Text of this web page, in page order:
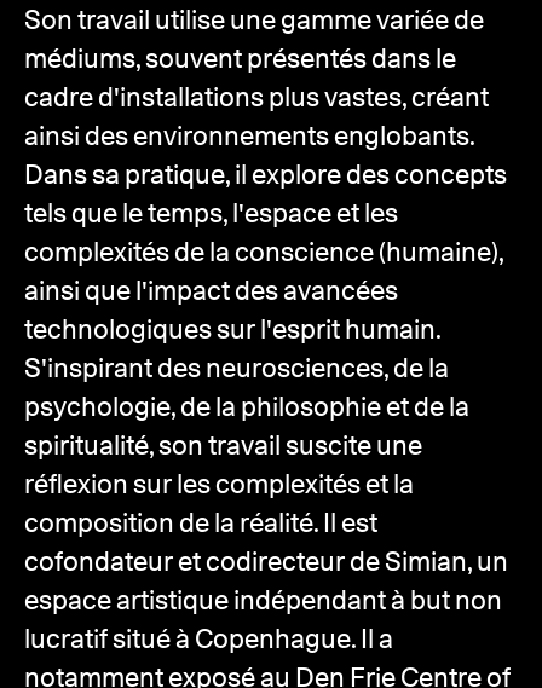
Son travail utilise une gamme variée de
médiums, souvent présentés dans le
cadre d'installations plus vastes, créant
ainsi des environnements englobants.
Dans sa pratique, il explore des concepts
tels que le temps, l'espace et les
complexités de la conscience (humaine),
ainsi que l'impact des avancées
technologiques sur l'esprit humain.
S'inspirant des neurosciences, de la
psychologie, de la philosophie et de la
spiritualité, son travail suscite une
réflexion sur les complexités et la
composition de la réalité. Il est
cofondateur et codirecteur de Simian, un
espace artistique indépendant à but non
lucratif situé à Copenhague. Il a
notamment exposé au Den Frie Centre of